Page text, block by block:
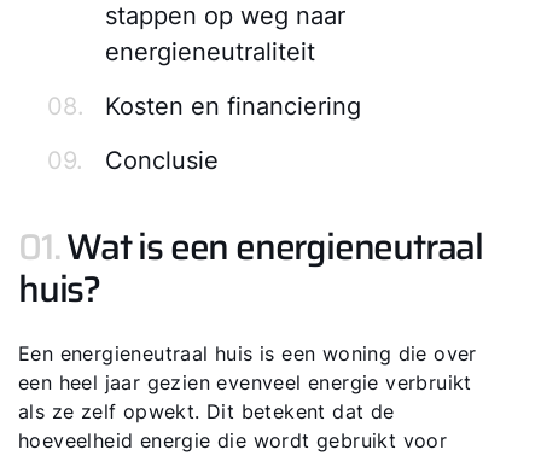
stappen op weg naar
energieneutraliteit
08.
Kosten en financiering
09.
Conclusie
01.Wat is een energieneutraal
huis?
Een energieneutraal huis is een woning die over
een heel jaar gezien evenveel energie verbruikt
als ze zelf opwekt. Dit betekent dat de
hoeveelheid energie die wordt gebruikt voor